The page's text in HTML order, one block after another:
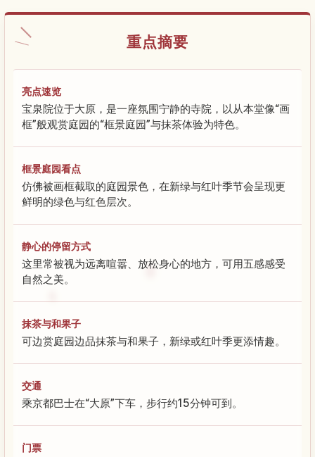
重点摘要
亮点速览
宝泉院位于大原，是一座氛围宁静的寺院，以从本堂像“画
框”般观赏庭园的“框景庭园”与抹茶体验为特色。
框景庭园看点
仿佛被画框截取的庭园景色，在新绿与红叶季节会呈现更
鲜明的绿色与红色层次。
静心的停留方式
这里常被视为远离喧嚣、放松身心的地方，可用五感感受
自然之美。
抹茶与和果子
可边赏庭园边品抹茶与和果子，新绿或红叶季更添情趣。
交通
乘京都巴士在“大原”下车，步行约15分钟可到。
门票